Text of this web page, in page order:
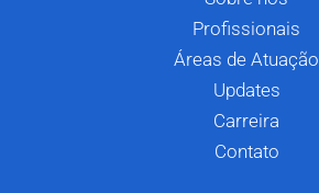
Profissionais
Áreas de Atuação
Updates
Carreira
Contato